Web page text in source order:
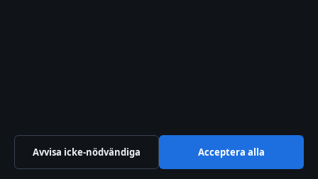
Avvisa icke-nödvändiga Acceptera alla